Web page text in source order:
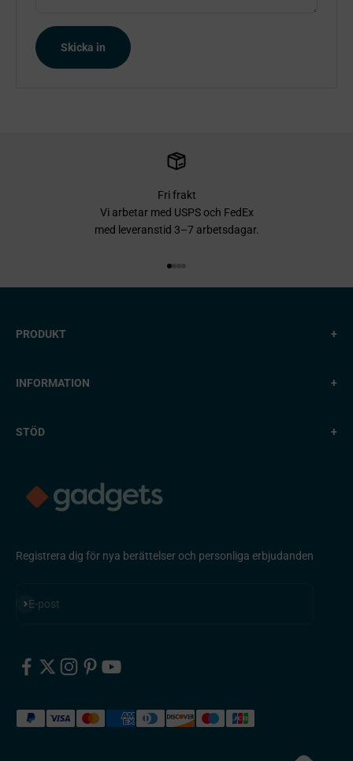
Skicka in
Fri frakt
Vi arbetar med USPS och FedEx
med leveranstid 3–7 arbetsdagar.
PRODUKT +
INFORMATION +
STÖD +
Registrera dig för nya berättelser och personliga erbjudanden
E-post
Prenumerera